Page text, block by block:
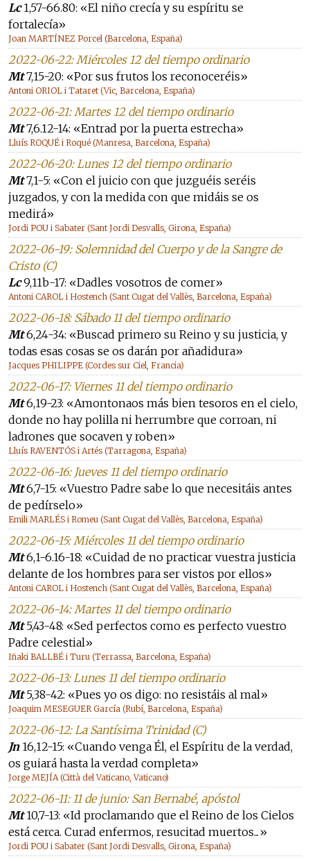
Lc1,57-66.80: «El niño crecía y su espíritu se
fortalecía»
Joan MARTÍNEZ Porcel (Barcelona, España)
2022-06-22: Miércoles 12 del tiempo ordinario
Mt7,15-20: «Por sus frutos los reconoceréis»
Antoni ORIOL i Tataret (Vic, Barcelona, España)
2022-06-21: Martes 12 del tiempo ordinario
Mt7,6.12-14: «Entrad por la puerta estrecha»
Lluís ROQUÉ i Roqué (Manresa, Barcelona, España)
2022-06-20: Lunes 12 del tiempo ordinario
Mt7,1-5: «Con el juicio con que juzguéis seréis
juzgados, y con la medida con que midáis se os
medirá»
Jordi POU i Sabater (Sant Jordi Desvalls, Girona, España)
2022-06-19: Solemnidad del Cuerpo y de la Sangre de
Cristo (C)
Lc9,11b-17: «Dadles vosotros de comer»
Antoni CAROL i Hostench (Sant Cugat del Vallès, Barcelona, España)
2022-06-18: Sábado 11 del tiempo ordinario
Mt6,24-34: «Buscad primero su Reino y su justicia, y
todas esas cosas se os darán por añadidura»
Jacques PHILIPPE (Cordes sur Ciel, Francia)
2022-06-17: Viernes 11 del tiempo ordinario
Mt6,19-23: «Amontonaos más bien tesoros en el cielo,
donde no hay polilla ni herrumbre que corroan, ni
ladrones que socaven y roben»
Lluís RAVENTÓS i Artés (Tarragona, España)
2022-06-16: Jueves 11 del tiempo ordinario
Mt6,7-15: «Vuestro Padre sabe lo que necesitáis antes
de pedírselo»
Emili MARLÉS i Romeu (Sant Cugat del Vallès, Barcelona, España)
2022-06-15: Miércoles 11 del tiempo ordinario
Mt6,1-6.16-18: «Cuidad de no practicar vuestra justicia
delante de los hombres para ser vistos por ellos»
Antoni CAROL i Hostench (Sant Cugat del Vallès, Barcelona, España)
2022-06-14: Martes 11 del tiempo ordinario
Mt5,43-48: «Sed perfectos como es perfecto vuestro
Padre celestial»
Iñaki BALLBÉ i Turu (Terrassa, Barcelona, España)
2022-06-13: Lunes 11 del tiempo ordinario
Mt5,38-42: «Pues yo os digo: no resistáis al mal»
Joaquim MESEGUER García (Rubí, Barcelona, España)
2022-06-12: La Santísima Trinidad (C)
Jn16,12-15: «Cuando venga Él, el Espíritu de la verdad,
os guiará hasta la verdad completa»
Jorge MEJÍA (Città del Vaticano, Vaticano)
2022-06-11: 11 de junio: San Bernabé, apóstol
Mt10,7-13: «Id proclamando que el Reino de los Cielos
está cerca. Curad enfermos, resucitad muertos...»
Jordi POU i Sabater (Sant Jordi Desvalls, Girona, España)